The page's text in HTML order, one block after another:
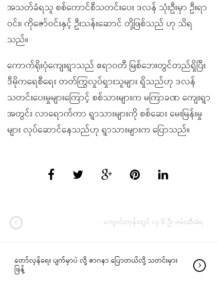
အသတ်ခံရသူ စစ်ကောင်စီသတင်းပေး ဒလန် သုံးဦးမှာ ဦးရာ
ဝင်း၊ ကိုဇော်ဝင်းနှင့် ဦးသန်းဆောင် တို့ဖြစ်သည် ဟု သိရ
သည်။
ကောက်ရိုးပုံကျေးရွာသည် ဧရာဝတီ မြစ်ဘေးတွင်တည်ရှိပြီး
ဒီမိုကရေစီရေး တတ်ကြွလှုပ်ရှားသူများ ရှိသည်ဟု ဒလန်
သတင်းပေးမှုများကြောင့် စစ်သားများက မကြာခဏ ကျေးရွာ
အတွင်း လာရောက်ကာ ရွာသားများကို စစ်ဆေး မေးမြန်းမှု
များ လုပ်ဆောင်နေသည်ဟု ရွာသားများက ပြောသည်။
ကျောင်းကုန်းတွင် လူ ၆ ဦး ဖမ်းဆီးခံရ
တော်လှန်ရေး ပျက်မှာပဲ လို့ ဇာဂနာ ပြောတယ်လို့ သတင်းမှား
ဖြန့်